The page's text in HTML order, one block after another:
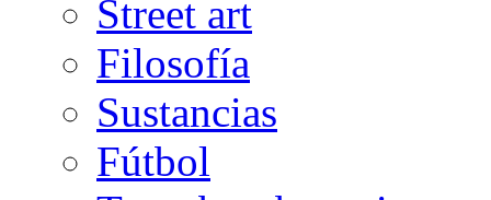
Street art
Filosofía
Sustancias
Fútbol